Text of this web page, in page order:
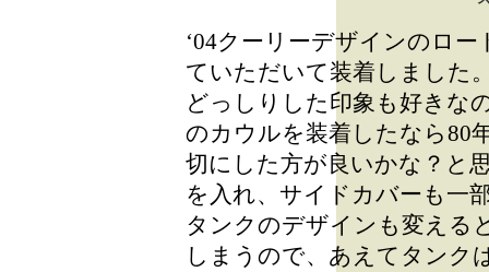
‘04クーリーデザインのロ
ていただいて装着しました
どっしりした印象も好きな
のカウルを装着したなら80
切にした方が良いかな？と
を入れ、サイドカバーも一
タンクのデザインも変える
しまうので、あえてタンク